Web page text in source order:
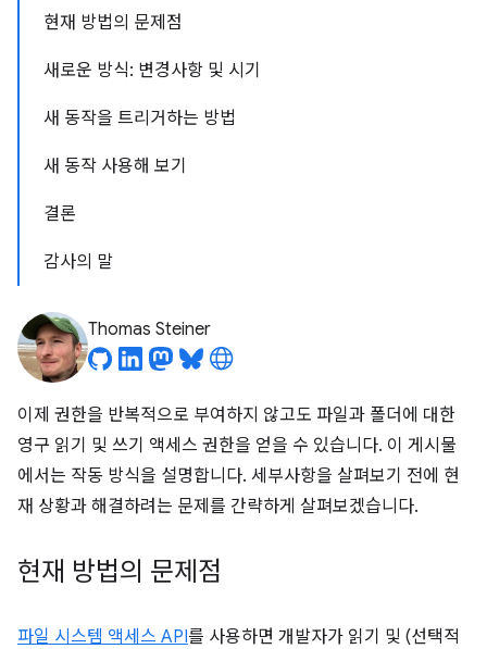
현재 방법의 문제점
새로운 방식: 변경사항 및 시기
새 동작을 트리거하는 방법
새 동작 사용해 보기
결론
감사의 말
Thomas Steiner
이제 권한을 반복적으로 부여하지 않고도 파일과 폴더에 대한
영구 읽기 및 쓰기 액세스 권한을 얻을 수 있습니다. 이 게시물
에서는 작동 방식을 설명합니다. 세부사항을 살펴보기 전에 현
재 상황과 해결하려는 문제를 간략하게 살펴보겠습니다.
현재 방법의 문제점
파일 시스템 액세스 API를 사용하면 개발자가 읽기 및 (선택적